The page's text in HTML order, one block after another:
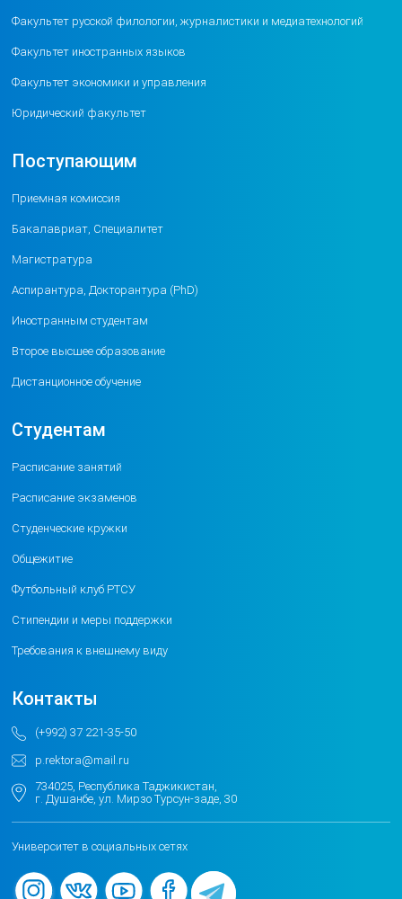
Факультет русской филологии, журналистики и медиатехнологий
Факультет иностранных языков
Факультет экономики и управления
Юридический факультет
Поступающим
Приемная комиссия
Бакалавриат, Специалитет
Магистратура
Аспирантура, Докторантура (PhD)
Иностранным студентам
Второе высшее образование
Дистанционное обучение
Студентам
Расписание занятий
Расписание экзаменов
Студенческие кружки
Общежитие
Футбольный клуб РТСУ
Стипендии и меры поддержки
Требования к внешнему виду
Контакты
(+992) 37 221-35-50
p.rektora@mail.ru
734025, Республика Таджикистан,
г. Душанбе, ул. Мирзо Турсун-заде, 30
Университет в социальных сетях